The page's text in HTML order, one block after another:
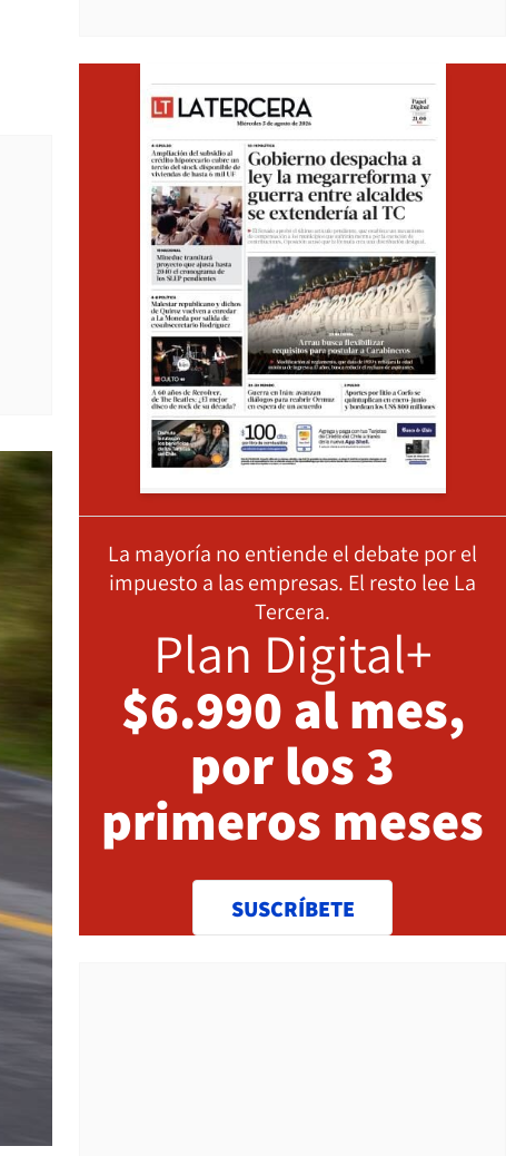
La mayoría no entiende el debate por el
impuesto a las empresas. El resto lee La
Tercera.
Plan Digital+
$6.990 al mes,
por los 3
primeros meses
SUSCRÍBETE